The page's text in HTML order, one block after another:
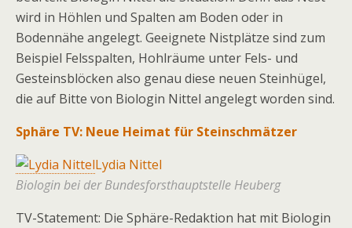
wird in Höhlen und Spalten am Boden oder in
Bodennähe angelegt. Geeignete Nistplätze sind zum
Beispiel Felsspalten, Hohlräume unter Fels- und
Gesteinsblöcken also genau diese neuen Steinhügel,
die auf Bitte von Biologin Nittel angelegt worden sind.
Sphäre TV: Neue Heimat für Steinschmätzer
Lydia Nittel
Biologin bei der Bundesforsthauptstelle Heuberg
TV-Statement: Die Sphäre-Redaktion hat mit Biologin